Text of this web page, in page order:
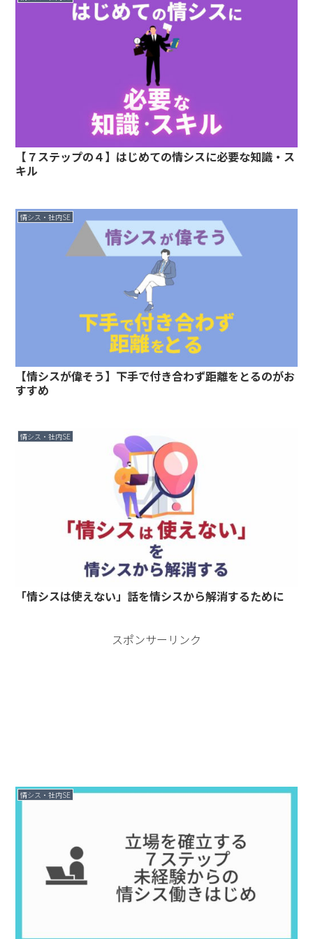
【７ステップの４】はじめての情シスに必要な知識・ス
キル
情シス・社内SE
【情シスが偉そう】下手で付き合わず距離をとるのがお
すすめ
情シス・社内SE
「情シスは使えない」話を情シスから解消するために
スポンサーリンク
情シス・社内SE